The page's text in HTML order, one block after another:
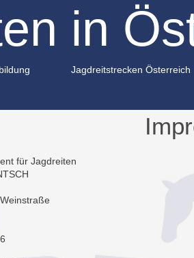
in
Jagdreitstrecken Österreich
für Jagdreiten